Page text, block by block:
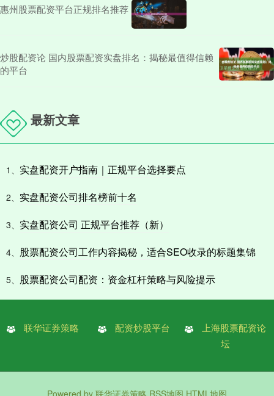
惠州股票配资平台正规排名推荐
炒股配资论 国内股票配资实盘排名：揭秘最值得信赖
的平台
最新文章
1、 实盘配资开户指南｜正规平台选择要点
2、 实盘配资公司排名榜前十名
3、 实盘配资公司 正规平台推荐（新）
4、 股票配资公司工作内容揭秘，适合SEO收录的标题集锦
5、 股票配资公司配资：资金杠杆策略与风险提示
联华证券策略 配资炒股平台
上海股票配资论
坛
Powered by 联华证券策略 RSS地图 HTML地图